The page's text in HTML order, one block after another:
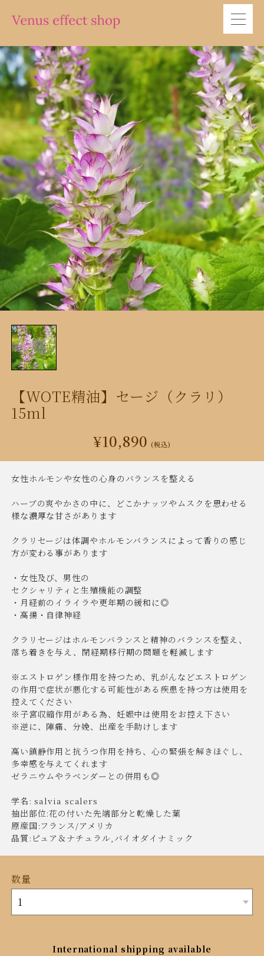
【WOTE精油】セージ（クラリ）
15ml
¥10,890 (税込)
女性ホルモンや女性の心身のバランスを整える
ハーブの爽やかさの中に、どこかナッツやムスクを思わせる
様な濃厚な甘さがあります
クラリセージは体調やホルモンバランスによって香りの感じ
方が変わる事があります
・女性及び、男性の
セクシャリティと生殖機能の調整
・月経前のイライラや更年期の緩和に◎
・高揚・自律神経
クラリセージはホルモンバランスと精神のバランスを整え、
落ち着きを与え、閉経期移行期の問題を軽減します
※エストロゲン様作用を持つため、乳がんなどエストロゲン
の作用で症状が悪化する可能性がある疾患を持つ方は使用を
控えてください
※子宮収縮作用がある為、妊娠中は使用をお控え下さい
※逆に、陣痛、分娩、出産を手助けします
高い鎮静作用と抗うつ作用を持ち、心の緊張を解きほぐし、
多幸感を与えてくれます
ゼラニウムやラベンダーとの併用も◎
学名: salvia scalers
抽出部位:花の付いた先端部分と乾燥した葉
原産国:フランス/アメリカ
品質:ピュア＆ナチュラル,バイオダイナミック
数量
International shipping available